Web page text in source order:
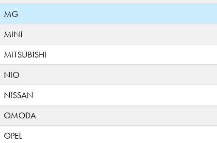
MG
MINI
MITSUBISHI
NIO
NISSAN
OMODA
OPEL